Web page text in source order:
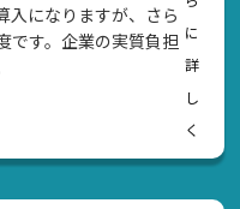
入になりますが、さら
です。企業の実質負担 に
詳
し
く